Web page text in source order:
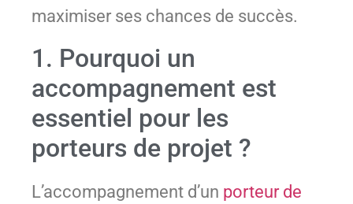
maximiser ses chances de succès.
1. Pourquoi un
accompagnement est
essentiel pour les
porteurs de projet ?
L’accompagnement d’un porteur de